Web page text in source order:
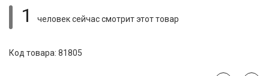
1 человек сейчас смотритэтот товар
Код товара: 81805